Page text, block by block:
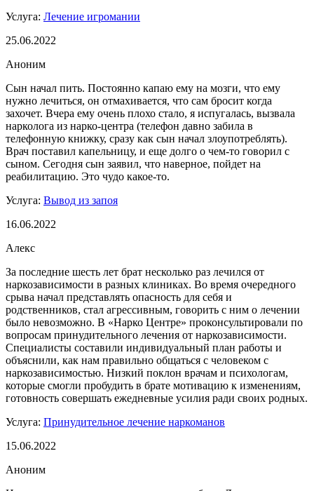
Услуга: Лечение игромании
25.06.2022
Аноним
Сын начал пить. Постоянно капаю ему на мозги, что ему
нужно лечиться, он отмахивается, что сам бросит когда
захочет. Вчера ему очень плохо стало, я испугалась, вызвала
нарколога из нарко-центра (телефон давно забила в
телефонную книжку, сразу как сын начал злоупотреблять).
Врач поставил капельницу, и еще долго о чем-то говорил с
сыном. Сегодня сын заявил, что наверное, пойдет на
реабилитацию. Это чудо какое-то.
Услуга: Вывод из запоя
16.06.2022
Алекс
За последние шесть лет брат несколько раз лечился от
наркозависимости в разных клиниках. Во время очередного
срыва начал представлять опасность для себя и
родственников, стал агрессивным, говорить с ним о лечении
было невозможно. В «Нарко Центре» проконсультировали по
вопросам принудительного лечения от наркозависимости.
Специалисты составили индивидуальный план работы и
объяснили, как нам правильно общаться с человеком с
наркозависимостью. Низкий поклон врачам и психологам,
которые смогли пробудить в брате мотивацию к изменениям,
готовность совершать ежедневные усилия ради своих родных.
Услуга: Принудительное лечение наркоманов
15.06.2022
Аноним